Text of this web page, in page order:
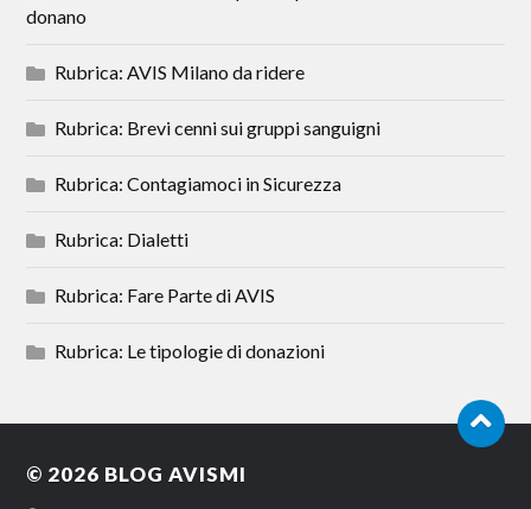
donano
Rubrica: AVIS Milano da ridere
Rubrica: Brevi cenni sui gruppi sanguigni
Rubrica: Contagiamoci in Sicurezza
Rubrica: Dialetti
Rubrica: Fare Parte di AVIS
Rubrica: Le tipologie di donazioni
© 2026 BLOG AVISMI